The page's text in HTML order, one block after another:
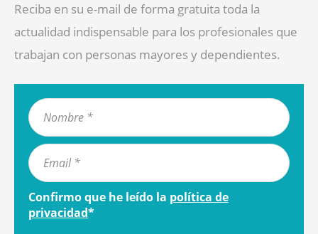
Reciba en su e-mail de forma gratuita toda la
actualidad indispensable para los profesionales que
trabajan con personas mayores y dependientes.
Confirmo que he leído la política de
privacidad*